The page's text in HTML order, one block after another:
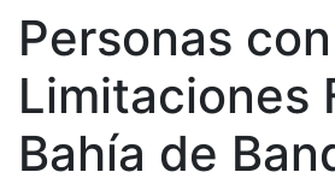
Personas con
Limitaciones
Bahía de